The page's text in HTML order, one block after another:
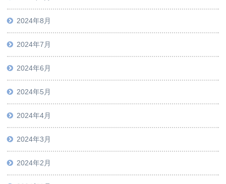
2024年8月
2024年7月
2024年6月
2024年5月
2024年4月
2024年3月
2024年2月